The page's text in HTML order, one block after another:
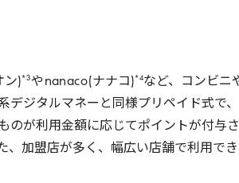
ン)*3やnanaco(ナナコ)*4など、コンビニ
デジタルマネーと同様プリペイド式で
のが利用金額に応じてポイントが付与
、加盟店が多く、幅広い店舗で利用でき